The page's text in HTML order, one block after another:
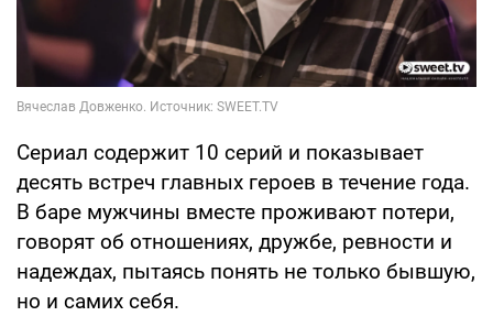
Сериал содержит 10 серий и показывает
десять встреч главных героев в течение года.
В баре мужчины вместе проживают потери,
говорят об отношениях, дружбе, ревности и
надеждах, пытаясь понять не только бывшую,
но и самих себя.